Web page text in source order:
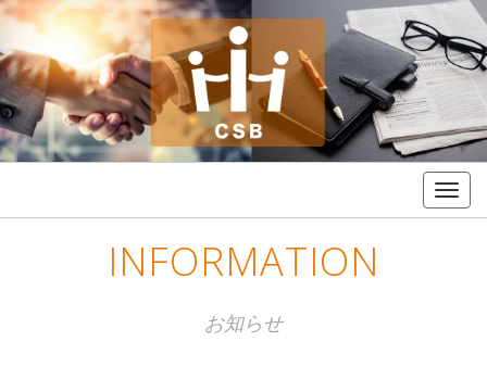
INFORMATION
お知らせ